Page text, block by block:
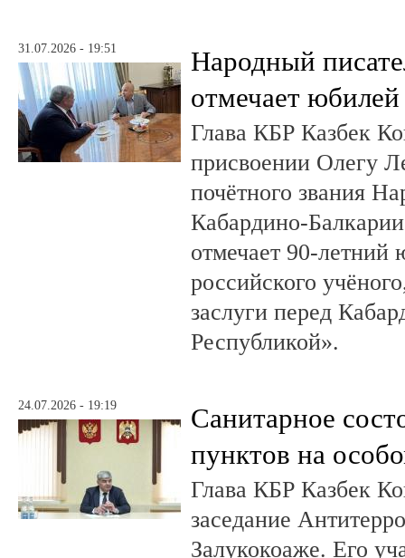
31.07.2026 - 19:51
Народный
отмечает юбилей
Глава КБР Казбек
присвоении Олегу
почётного звания
Кабардино-
отмечает 90-
российского
заслуги перед
Республикой».
24.07.2026 - 19:19
Санитарное
пунктов на
Глава КБР Казбек
заседание
Залукокоаже. Его